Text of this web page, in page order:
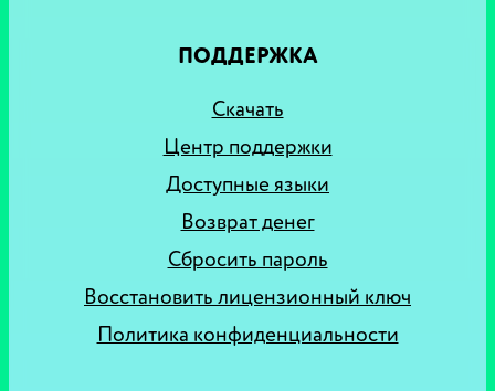
ПОДДЕРЖКА
Скачать
Центр поддержки
Доступные языки
Возврат денег
Сбросить пароль
Восстановить лицензионный ключ
Политика конфиденциальности